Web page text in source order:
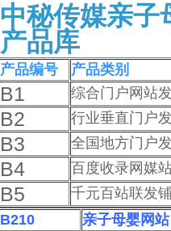
中秘传媒亲子
产品库
产品编号 产品类别
B1 综合门户网站
B2 行业垂直门户
B3 全国地方门户
B4 百度收录网媒
B5
千元百站联发
B210
亲子母婴网